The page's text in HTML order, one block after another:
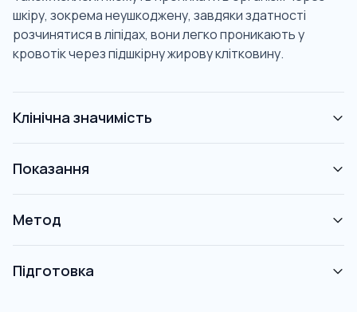
шкіру, зокрема неушкоджену, завдяки здатності
розчинятися в ліпідах, вони легко проникають у
кровотік через підшкірну жирову клітковину.
Клінічна значимість
Показання
Метод
Підготовка